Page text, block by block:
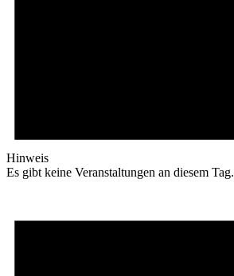
Hinweis
Es gibt keine Veranstaltungen an diesem Tag.